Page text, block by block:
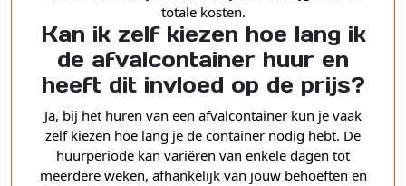
totale kosten.
Kan ik zelf kiezen hoe lang ik
de afvalcontainer huur en
heeft dit invloed op de prijs?
Ja, bij het huren van een afvalcontainer kun je vaak
zelf kiezen hoe lang je de container nodig hebt. De
huurperiode kan variëren van enkele dagen tot
meerdere weken, afhankelijk van jouw behoeften en